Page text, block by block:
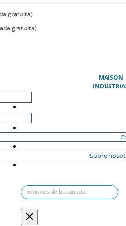
gratuita)
gratuita)
MAISON
Sobre
×